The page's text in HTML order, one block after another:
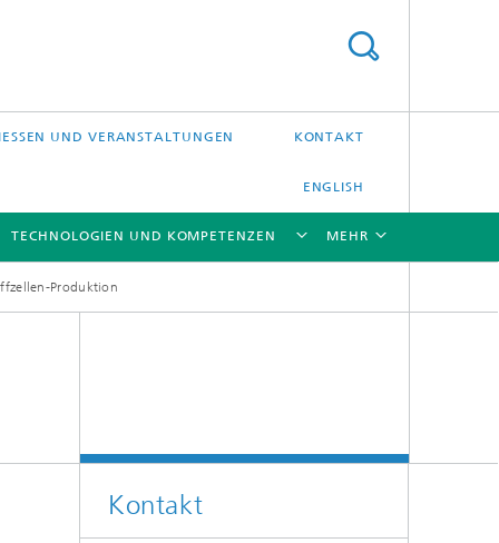
UND VERANSTALTUNGEN KONTAKT
ENGLISH
TECHNOLOGIEN UND KOMPETENZEN
Laserschweißen
MEHR
Produktion
Kontakt